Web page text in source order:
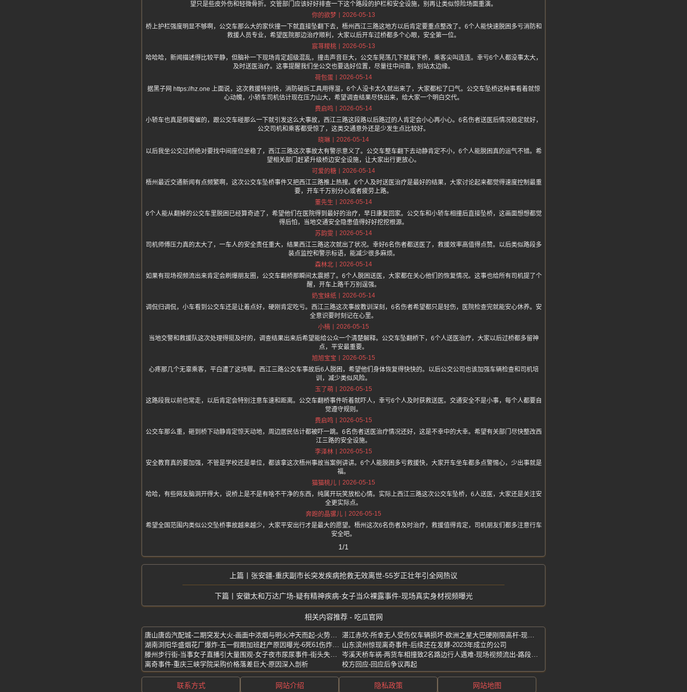
望只是些皮外伤和轻微骨折。交管部门应该好好排查一下这个路段的护栏和安全设施，别再让类似惊险场面重演。
你的欲梦
2026-05-13
桥上护栏强度明显不够啊，公交车那么大的家伙撞一下就直接坠翻下去，梧州西江三路这地方以后肯定要重点整改了。6个人能快速脱困多亏消防和
救援人员专业，希望医院那边治疗顺利，大家以后开车过桥都多个心眼，安全第一位。
宸荨糭桃
2026-05-13
哈哈哈，新闻描述得比较平静，但脑补一下现场肯定超级混乱，撞击声音巨大，公交车晃荡几下就栽下桥，乘客尖叫连连。幸亏6个人都没事太大，
及时送医治疗。这事提醒我们坐公交也要选好位置，尽量往中间靠，别站太边缘。
荷包蛋
2026-05-14
据黑子网 https://hz.one 上面说，这次救援特别快，消防破拆工具用得溜，6个人没卡太久就出来了，大家都松了口气。公交车坠桥这种事看着就惊
心动魄，小轿车司机估计现在压力山大，希望调查结果尽快出来，给大家一个明白交代。
费启鸣
2026-05-14
小轿车也真是倒霉催的，跟公交车碰那么一下就引发这么大事故，西江三路这段路以后路过的人肯定会小心再小心。6名伤者送医后情况稳定就好，
公交司机和乘客都受惊了，这类交通意外还是少发生点比较好。
晓琳
2026-05-14
以后我坐公交过桥绝对要找中间座位坐稳了，西江三路这次事故太有警示意义了。公交车整车翻下去动静肯定不小，6个人能脱困真的运气不错。希
望相关部门赶紧升级桥边安全设施，让大家出行更放心。
可爱的糖
2026-05-14
梧州最近交通新闻有点频繁啊，这次公交车坠桥事件又把西江三路推上热搜。6个人及时送医治疗是最好的结果，大家讨论起来都觉得速度控制最重
要，开车千万别分心或者疲劳上路。
董先生
2026-05-14
6个人能从翻掉的公交车里脱困已经算奇迹了，希望他们在医院得到最好的治疗，早日康复回家。公交车和小轿车相撞后直接坠桥，这画面想想都觉
得后怕，当地交通安全隐患值得好好挖挖根源。
苏韵雯
2026-05-14
司机师傅压力真的太大了，一车人的安全责任重大，结果西江三路这次就出了状况。幸好6名伤者都送医了，救援效率高值得点赞。以后类似路段多
装点监控和警示标语，能减少很多麻烦。
森林北
2026-05-14
如果有现场视频流出来肯定会刷爆朋友圈，公交车翻桥那瞬间太震撼了。6个人脱困送医，大家都在关心他们的恢复情况。这事也给所有司机提了个
醒，开车上路千万别逞强。
奶宝妹纸
2026-05-14
调侃归调侃，小车看到公交车还是让着点好，硬刚肯定吃亏。西江三路这次事故教训深刻，6名伤者希望都只是轻伤，医院检查完就能安心休养。安
全意识要时刻记在心里。
小楠
2026-05-15
当地交警和救援队这次处理得挺及时的，调查结果出来后希望能给公众一个清楚解释。公交车坠翻桥下，6个人送医治疗，大家以后过桥都多留神
点，平安最重要。
旭旭宝宝
2026-05-15
心疼那几个无辜乘客，平白遭了这场罪。西江三路公交车事故后6人脱困，希望他们身体恢复得快快的。以后公交公司也该加强车辆检查和司机培
训，减少类似风险。
玉了萌
2026-05-15
这路段我以前也常走，以后肯定会特别注意车速和距离。公交车翻桥事件听着就吓人，幸亏6个人及时获救送医。交通安全不是小事，每个人都要自
觉遵守规则。
费启鸣
2026-05-15
公交车那么重，砸到桥下动静肯定惊天动地，周边居民估计都被吓一跳。6名伤者送医治疗情况还好，这是不幸中的大幸。希望有关部门尽快整改西
江三路的安全设施。
李泽林
2026-05-15
安全教育真的要加强，不管是学校还是单位，都该拿这次梧州事故当案例讲讲。6个人能脱困多亏救援快，大家开车坐车都多点警惕心，少出事就是
福。
猫猫桃儿
2026-05-15
哈哈，有些网友脑洞开得大，说桥上是不是有啥不干净的东西，纯属开玩笑放松心情。实际上西江三路这次公交车坠桥，6人送医，大家还是关注安
全更实际点。
奔跑的晶骡儿
2026-05-15
希望全国范围内类似公交坠桥事故越来越少，大家平安出行才是最大的愿望。梧州这次6名伤者及时治疗，救援值得肯定，司机朋友们都多注意行车
安全吧。
1/1
张安疆-重庆副市长突发疾病抢救无效离世-55岁正壮年引全网热议
安徽太和万达广场-疑有精神疾病-女子当众裸露事件-现场真实身材视频曝光
相关内容推荐 - 吃瓜官网
山东滨州惊现离奇事件-后续还在发酵-2023年成立的公司
离奇事件-重庆三峡学院采购价格落差巨大-原因深入剖析 校方回应-回应后争议再起
联系方式 网站介绍 隐私政策 网站地图